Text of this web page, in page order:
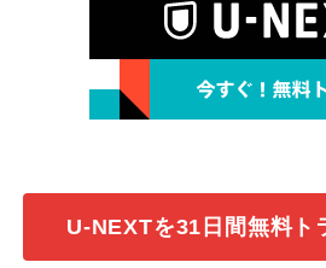
U-NEXTを31日間無料ト